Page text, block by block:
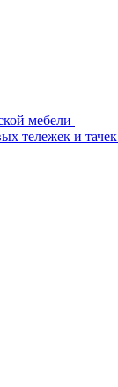
мебели
тележек и тачек